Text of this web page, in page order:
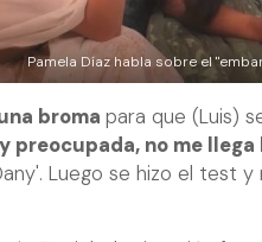
Pamela Díaz habla sobre el
broma para que (Luis)
preocupada, no me llega
Luego se hizo el test